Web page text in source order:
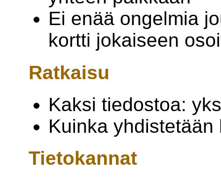
Ei enää ongelmia
kortti jokaiseen
Ratkaisu
Kaksi tiedostoa:
Kuinka
Tietokannat